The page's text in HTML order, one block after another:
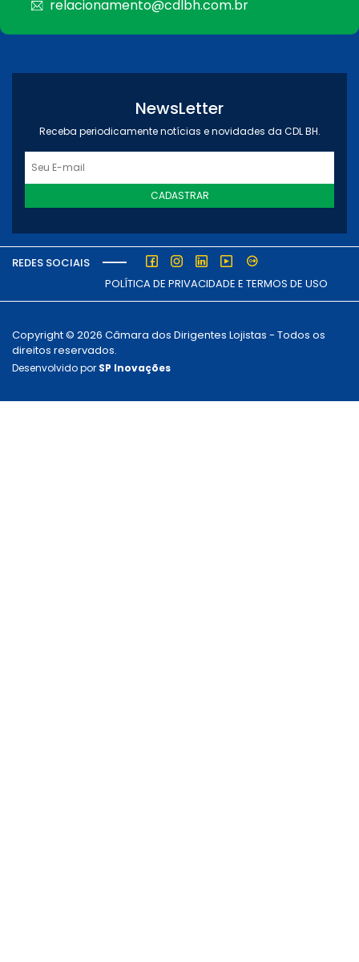
relacionamento@cdlbh.com.br
NewsLetter
Receba periodicamente notícias e novidades da CDL BH.
CADASTRAR
REDES SOCIAIS
POLÍTICA DE PRIVACIDADE E TERMOS DE USO
Copyright © 2026 Câmara dos Dirigentes Lojistas - Todos os
direitos reservados.
Desenvolvido por SP Inovações